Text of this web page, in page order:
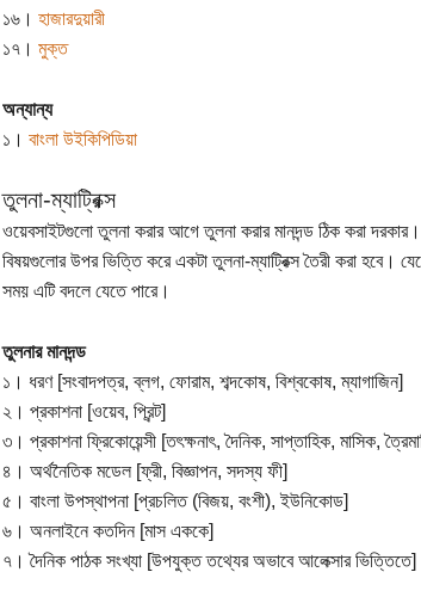
১৬। হাজারদুয়ারী
১৭। মুক্ত
অন্যান্য
১। বাংলা উইকিপিডিয়া
তুলনা-ম্যাট্রিক্স
ওয়েবসাইটগুলো তুলনা করার আগে তুলনা করার মানদন্ড ঠিক করা
বিষয়গুলোর উপর ভিত্তি করে একটা তুলনা-ম্যাট্রিক্স তৈরী করা
সময় এটি বদলে যেতে পারে।
তুলনার মানদন্ড
১। ধরণ [সংবাদপত্র, ব্লগ, ফোরাম, শব্দকোষ, বিশ্বকোষ, ম্যাগাজিন]
২। প্রকাশনা [ওয়েব, প্রিন্ট]
৩। প্রকাশনা ফ্রিকোয়েন্সী [তৎক্ষনাৎ, দৈনিক, সাপ্তাহিক, মাসিক,
৪। অর্থনৈতিক মডেল [ফ্রী, বিজ্ঞাপন, সদস্য ফী]
৫। বাংলা উপস্থাপনা [প্রচলিত (বিজয়, বংশী), ইউনিকোড]
৬। অনলাইনে কতদিন [মাস এককে]
৭। দৈনিক পাঠক সংখ্যা [উপযুক্ত তথ্যের অভাবে আলেক্সার ভিত্তিতে]